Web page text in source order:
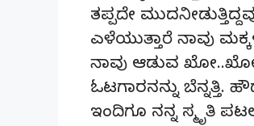
ತಪ್ಪದೇ
ಎಳೆಯುತ್ತಾರೆ ನಾವು
ನಾವು ಆಡುವ ಖೋ..ಖೋ
ಓಟಗಾರನನ್ನು
ಇಂದಿಗೂ ನನ್ನ ಸ್ಮೃತಿ